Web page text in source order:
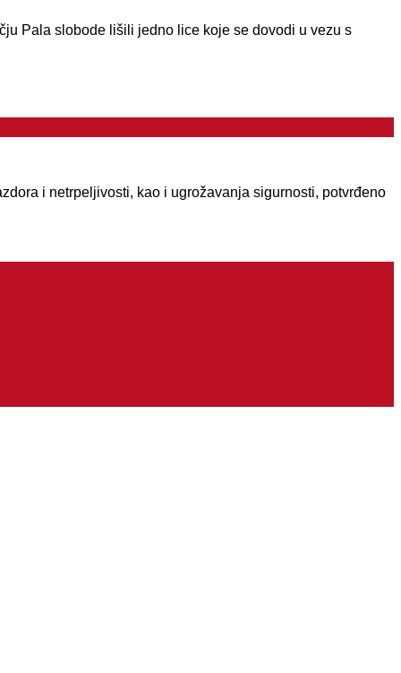
Pala slobode lišili jedno lice koje se dovodi u vezu s
i netrpeljivosti, kao i ugrožavanja sigurnosti, potvrđeno